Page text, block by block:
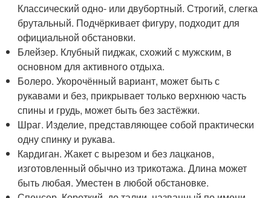
Классический одно- или двубортный. Строгий, слегка
брутальный. Подчёркивает фигуру, подходит для
официальной обстановки.
Блейзер. Клубный пиджак, схожий с мужским, в
основном для активного отдыха.
Болеро. Укорочённый вариант, может быть с
рукавами и без, прикрывает только верхнюю часть
спины и грудь, может быть без застёжки.
Шраг. Изделие, представляющее собой практически
одну спинку и рукава.
Кардиган. Жакет с вырезом и без лацканов,
изготовленный обычно из трикотажа. Длина может
быть любая. Уместен в любой обстановке.